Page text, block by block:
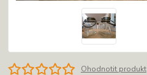
Ohodnotit produkt